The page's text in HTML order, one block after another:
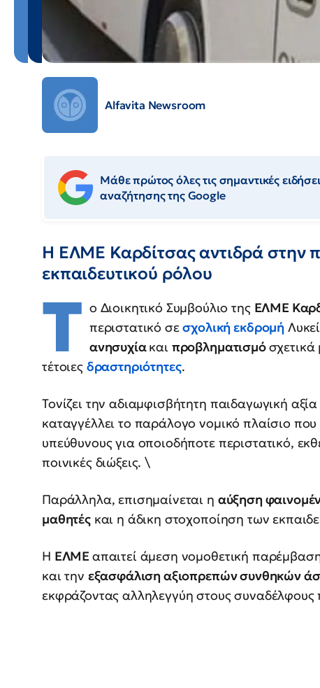
Alfavita Newsroom
Μάθε πρώτος όλες τις σημαντικές
αναζήτησης της Google
Η ΕΛΜΕ Καρδίτσας αντιδρά στην
εκπαιδευτικού ρόλου
Τ ο Διοικητικό Συμβούλιο της ΕΛΜΕ
περιστατικό σεσχολική εκδρομή
ανησυχίακαι προβληματισμό
τέτοιες δραστηριότητες.
Τονίζει την αδιαμφισβήτητη παιδαγωγική
καταγγέλλει το παράλογο νομικό πλαίσιο
υπεύθυνους για οποιοδήποτε περιστατικό,
ποινικές διώξεις. \
Παράλληλα, επισημαίνεται η αύξηση
μαθητέςκαι η άδικη στοχοποίηση των
Η ΕΛΜΕ απαιτεί άμεση νομοθετική
και την εξασφάλιση αξιοπρεπών συνθηκών
εκφράζοντας αλληλεγγύη στους συναδέλφους